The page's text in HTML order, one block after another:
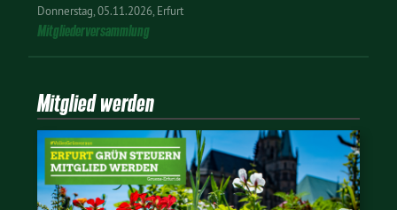
Donnerstag 05.11.2026 Erfurt
Mitgliederversammlung
Mitglied werden